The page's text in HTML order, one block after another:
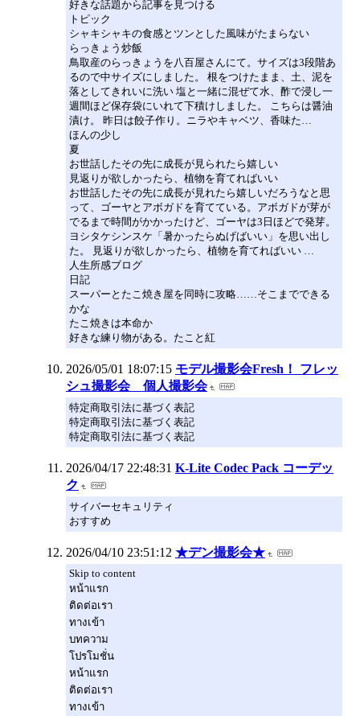
好きな話題から記事を見つける
トピック
シャキシャキの食感とツンとした風味がたまらない
らっきょう炒飯
鳥取産のらっきょうを八百屋さんにて。サイズは3段階あ
るので中サイズにしました。 根をつけたまま、土、泥を
落としてきれいに洗い 塩と一緒に混ぜて水、酢で浸し一
週間ほど保存袋にいれて下積けしました。 こちらは醤油
漬け。 昨日は餃子作り。ニラやキャベツ、香味た…
ほんの少し
夏
お世話したその先に成長が見られたら嬉しい
見返りが欲しかったら、植物を育てればいい
お世話したその先に成長が見れたら嬉しいだろうなと思
って、ゴーヤとアボガドを育てている。アボガドが芽が
でるまで時間がかかったけど、ゴーヤは3日ほどで発芽。
ヨシタケシンスケ「暑かったらぬげばいい」を思い出し
た。 見返りが欲しかったら、植物を育てればいい …
人生所感ブログ
日記
スーパーとたこ焼き屋を同時に攻略……そこまでできる
かな
たこ焼きは本命か
好きな練り物がある。たこと紅
2026/05/01 18:07:15 モデル撮影会Fresh！ フレッ
シュ撮影会 個人撮影会
特定商取引法に基づく表記
特定商取引法に基づく表記
特定商取引法に基づく表記
2026/04/17 22:48:31 K-Lite Codec Pack コーデッ
ク
サイバーセキュリティ
おすすめ
2026/04/10 23:51:12 ★デン撮影会★
Skip to content
หน้าแรก
ติดต่อเรา
ทางเข้า
บทความ
โปรโมชั่น
หน้าแรก
ติดต่อเรา
ทางเข้า